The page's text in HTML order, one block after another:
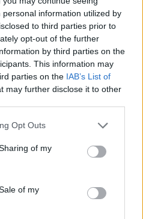
information utilized by
to third parties prior to
opt-out of the further
by third parties on the
This information may
parties on the IAB’s List of
may further disclose it to other
Opt Outs
of my
of my
Τα υποχρεωτικά πεδία